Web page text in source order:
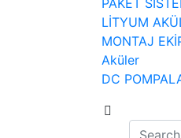
PAKET
LİTYUM
MONTAJ
Aküler
DC